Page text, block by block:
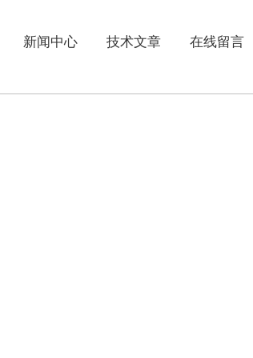
新闻中心 技术文章 在线留言